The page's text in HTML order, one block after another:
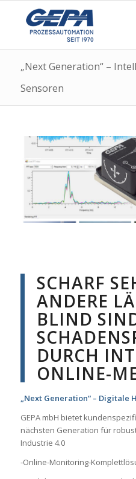
„Next Generation“ –
Sensoren
SCHARF
ANDERE
BLIND
DURCH
ONLINE-
„Next Generation“ – Digitale
GEPA mbH bietet
nächsten Generation für
Industrie 4.0
-Online-Monitoring-